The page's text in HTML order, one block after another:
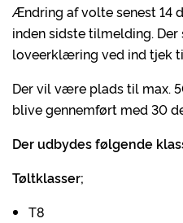
Ændring af volte senest 14
inden sidste tilmelding.
loveerklæring ved ind tjek
Der vil være plads til max.
blive gennemført med 30
Der udbydes følgende
Tøltklasser;
T8